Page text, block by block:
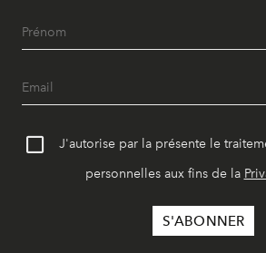
J'autorise par la présente le
personnelles aux fins de la